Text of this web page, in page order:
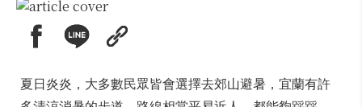
夏日炎炎，大多數民眾皆會選擇去郊山避暑，宜蘭有許